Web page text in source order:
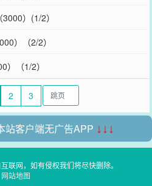
）(1/2）
）（2/2）
）（1/2）
2 3
站客户端无广告APP ↓↓↓
联网，如有侵权我们将尽快删除。
网站地图